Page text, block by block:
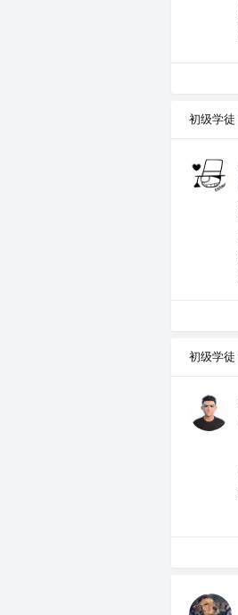
初级学徒
初级学徒